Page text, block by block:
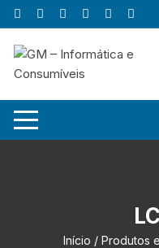
Skip
to
content
Início / Produtos